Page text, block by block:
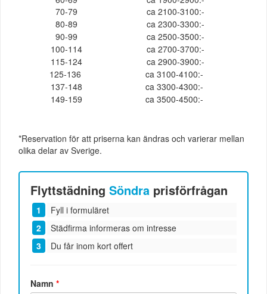
70-79
ca 2100-3100:-
80-89
ca 2300-3300:-
90-99
ca 2500-3500:-
100-114
ca 2700-3700:-
115-124
ca 2900-3900:-
125-136
ca 3100-4100:-
137-148
ca 3300-4300:-
149-159
ca 3500-4500:-
*Reservation för att priserna kan ändras och varierar mellan
olika delar av Sverige.
FlyttstädningSöndra prisförfrågan
Fyll i formuläret
Städfirma informeras om intresse
Du får inom kort offert
Namn*